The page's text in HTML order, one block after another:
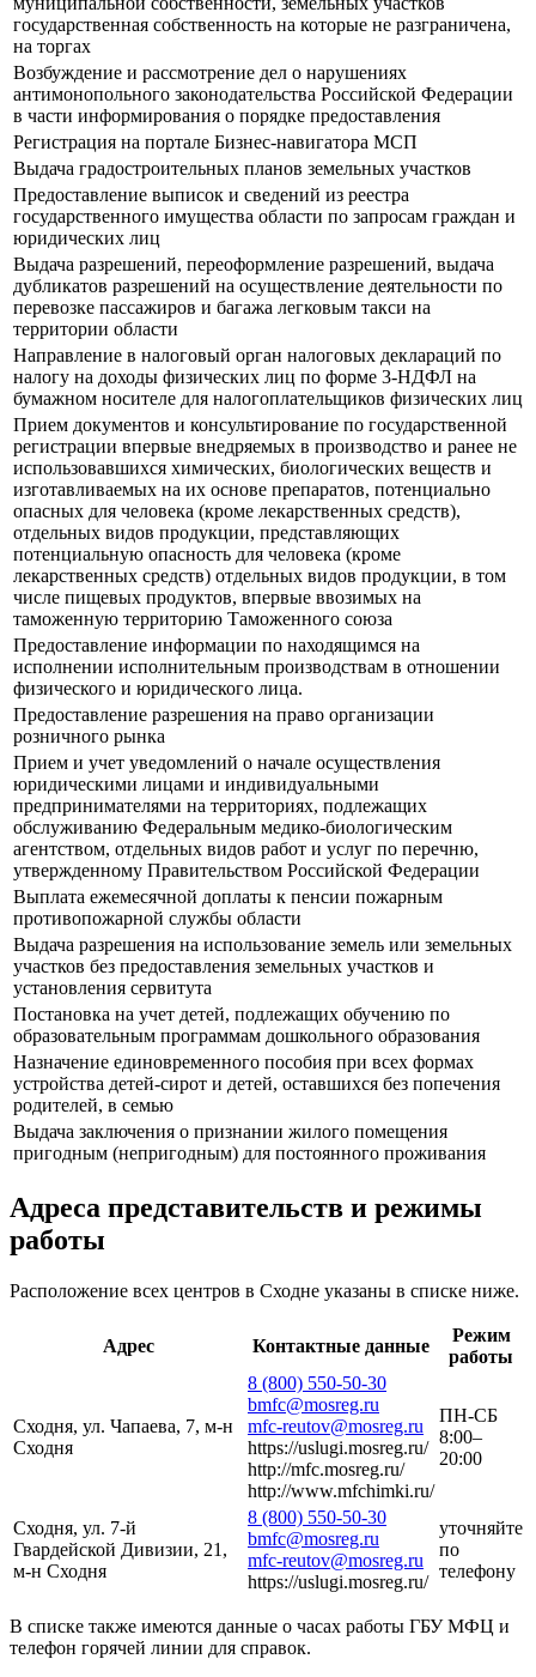
государственная собственность на которые не разграничена,
на торгах
Возбуждение и рассмотрение дел о нарушениях
антимонопольного законодательства Российской Федерации
в части информирования о порядке предоставления
Регистрация на портале Бизнес-навигатора МСП
Выдача градостроительных планов земельных участков
Предоставление выписок и сведений из реестра
государственного имущества области по запросам граждан и
юридических лиц
Выдача разрешений, переоформление разрешений, выдача
дубликатов разрешений на осуществление деятельности по
перевозке пассажиров и багажа легковым такси на
территории области
Направление в налоговый орган налоговых деклараций по
налогу на доходы физических лиц по форме 3-НДФЛ на
бумажном носителе для налогоплательщиков физических лиц
Прием документов и консультирование по государственной
регистрации впервые внедряемых в производство и ранее не
использовавшихся химических, биологических веществ и
изготавливаемых на их основе препаратов, потенциально
опасных для человека (кроме лекарственных средств),
отдельных видов продукции, представляющих
потенциальную опасность для человека (кроме
лекарственных средств) отдельных видов продукции, в том
числе пищевых продуктов, впервые ввозимых на
таможенную территорию Таможенного союза
Предоставление информации по находящимся на
исполнении исполнительным производствам в отношении
физического и юридического лица.
Предоставление разрешения на право организации
розничного рынка
Прием и учет уведомлений о начале осуществления
юридическими лицами и индивидуальными
предпринимателями на территориях, подлежащих
обслуживанию Федеральным медико-биологическим
агентством, отдельных видов работ и услуг по перечню,
утвержденному Правительством Российской Федерации
Выплата ежемесячной доплаты к пенсии пожарным
противопожарной службы области
Выдача разрешения на использование земель или земельных
участков без предоставления земельных участков и
установления сервитута
Постановка на учет детей, подлежащих обучению по
образовательным программам дошкольного образования
Назначение единовременного пособия при всех формах
устройства детей-сирот и детей, оставшихся без попечения
родителей, в семью
Выдача заключения о признании жилого помещения
пригодным (непригодным) для постоянного проживания
Адреса представительств и режимы
работы
Расположение всех центров в Сходне указаны в списке ниже.
Адрес Контактные данные
Режим
работы
Сходня, ул. Чапаева, 7, м-н
Сходня
8 (800) 550-50-30
bmfc@mosreg.ru
mfc-reutov@mosreg.ru
https://uslugi.mosreg.ru/
http://mfc.mosreg.ru/
http://www.mfchimki.ru/
ПН-СБ
8:00–
20:00
Сходня, ул. 7-й
Гвардейской Дивизии, 21,
м-н Сходня
8 (800) 550-50-30
bmfc@mosreg.ru
mfc-reutov@mosreg.ru
https://uslugi.mosreg.ru/
уточняйте
по
телефону
В списке также имеются данные о часах работы ГБУ МФЦ и
телефон горячей линии для справок.